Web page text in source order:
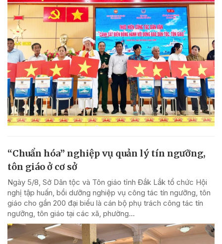
“Chuẩn hóa” nghiệp vụ quản lý tín ngưỡng,
tôn giáo ở cơ sở
Ngày 5/8, Sở Dân tộc và Tôn giáo tỉnh Đắk Lắk tổ chức Hội
nghị tập huấn, bồi dưỡng nghiệp vụ công tác tín ngưỡng, tôn
giáo cho gần 200 đại biểu là cán bộ phụ trách công tác tín
ngưỡng, tôn giáo tại các xã, phường...